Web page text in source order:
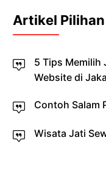
Artikel Pilihan
5 Tips Memilih
Website di
Contoh Salam
Wisata Jati